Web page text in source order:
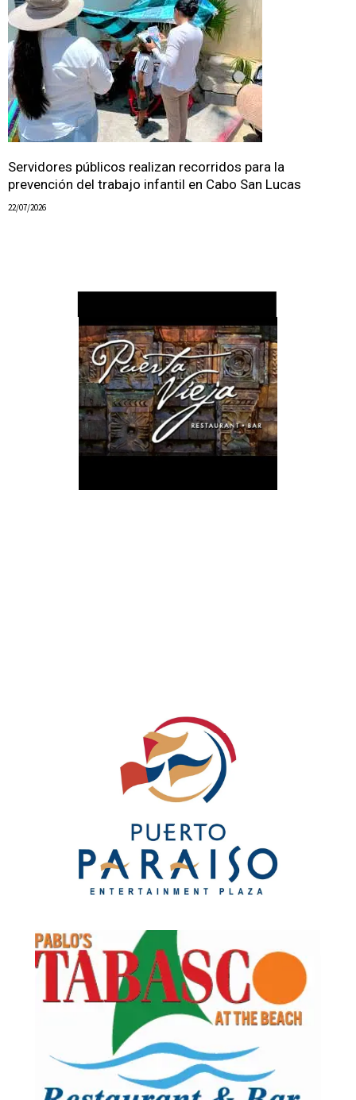
Servidores públicos realizan recorridos para la
prevención del trabajo infantil en Cabo San Lucas
22/07/2026